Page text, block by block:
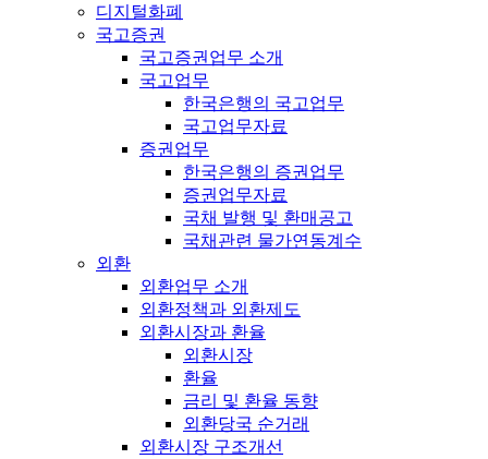
디지털화폐
국고증권
국고증권업무 소개
국고업무
한국은행의 국고업무
국고업무자료
증권업무
한국은행의 증권업무
증권업무자료
국채 발행 및 환매공고
국채관련 물가연동계수
외환
외환업무 소개
외환정책과 외환제도
외환시장과 환율
외환시장
환율
금리 및 환율 동향
외환당국 순거래
외환시장 구조개선